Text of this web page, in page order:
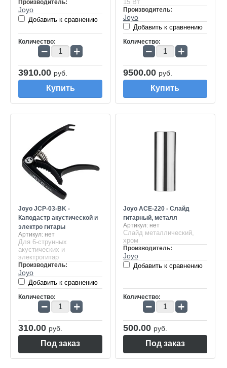
Производитель:
Joyo
Добавить к сравнению
Количество:
− +
3910.00 руб.
Купить
15 Вт
Производитель:
Joyo
Добавить к сравнению
Количество:
− +
9500.00 руб.
Купить
Joyo JCP-03-BK -
Каподастр акустической и
электро гитары
Артикул: нет
Для 6-струнных
акустических и
электрогитар
Производитель:
Joyo
Добавить к сравнению
Количество:
− +
310.00 руб.
Под заказ
Joyo ACE-220 - Слайд
гитарный, металл
Артикул:нет
Слайд металлический,
хром
Производитель:
Joyo
Добавить к сравнению
Количество:
− +
500.00 руб.
Под заказ